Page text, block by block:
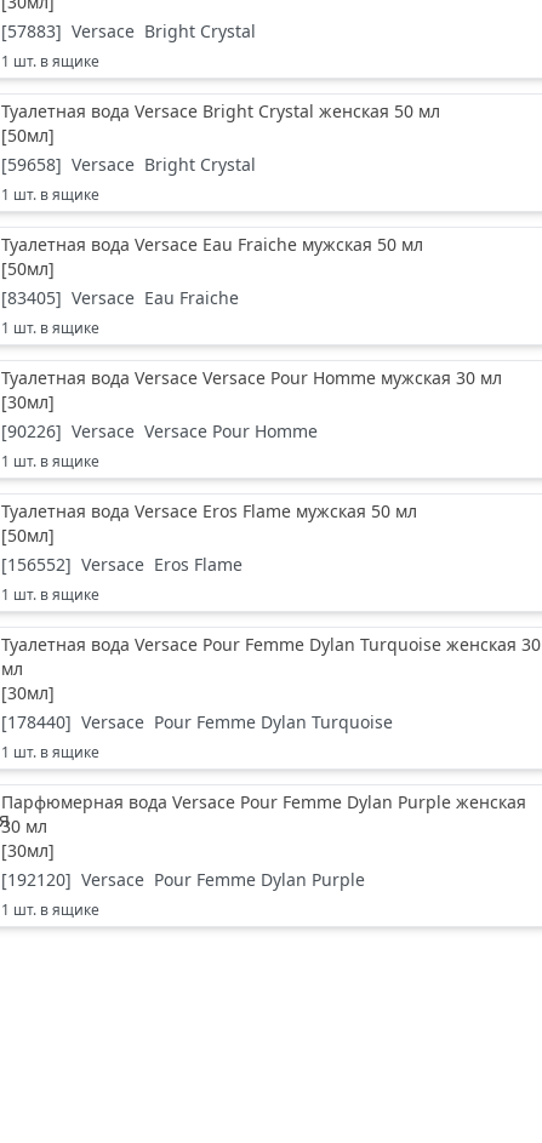
[57883] Versace Bright Crystal
1 шт. в ящике
Туалетная вода Versace Bright Crystal женская 50 мл
[50мл]
[59658] Versace Bright Crystal
1 шт. в ящике
Туалетная вода Versace Eau Fraiche мужская 50 мл
[50мл]
[83405] Versace Eau Fraiche
1 шт. в ящике
Туалетная вода Versace Versace Pour Homme мужская 30 мл
[30мл]
[90226] Versace Versace Pour Homme
1 шт. в ящике
Туалетная вода Versace Eros Flame мужская 50 мл
[50мл]
[156552] Versace Eros Flame
1 шт. в ящике
Туалетная вода Versace Pour Femme Dylan Turquoise женская 30
мл
[30мл]
[178440] Versace Pour Femme Dylan Turquoise
1 шт. в ящике
Парфюмерная вода Versace Pour Femme Dylan Purple женская
30 мл
[30мл]
[192120] Versace Pour Femme Dylan Purple
1 шт. в ящике